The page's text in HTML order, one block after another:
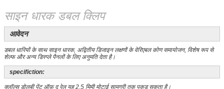
साइन धारक डबल क्लिप
आवेदन
डबल धारियों के साथ साइन धारक, अद्वितीय डिजाइन लक्षणों के वेरिएबल कोण समायोजन, विशेष रूप से
शेल्फ और अन्य डिस्प्ले पैनलों के लिए अनुमति देता है।
specifiction:
क्लॉल्स डोलबी पेंट ऑफ़ द रेल यह 2.5 मिमी मोटाई सामग्री तक पकड़ सकता है।